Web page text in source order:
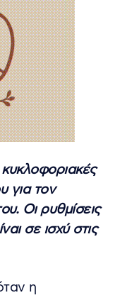
για τον
Οι ρυθμίσεις
σε ισχύ στις
η